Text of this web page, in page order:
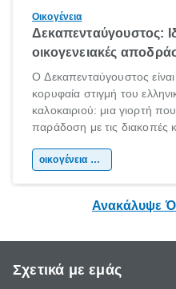
Οικογένεια
Δεκαπενταύγουστος:
οικογενειακές
Ο Δεκαπενταύγουστος
κορυφαία στιγμή του
καλοκαιριού: μια γιορτή
παράδοση με τις διακοπές
χώρας. Είτε πρόκειται για
οικογένεια & παιδί
Ανακάλυψε
Σχετικά με εμάς